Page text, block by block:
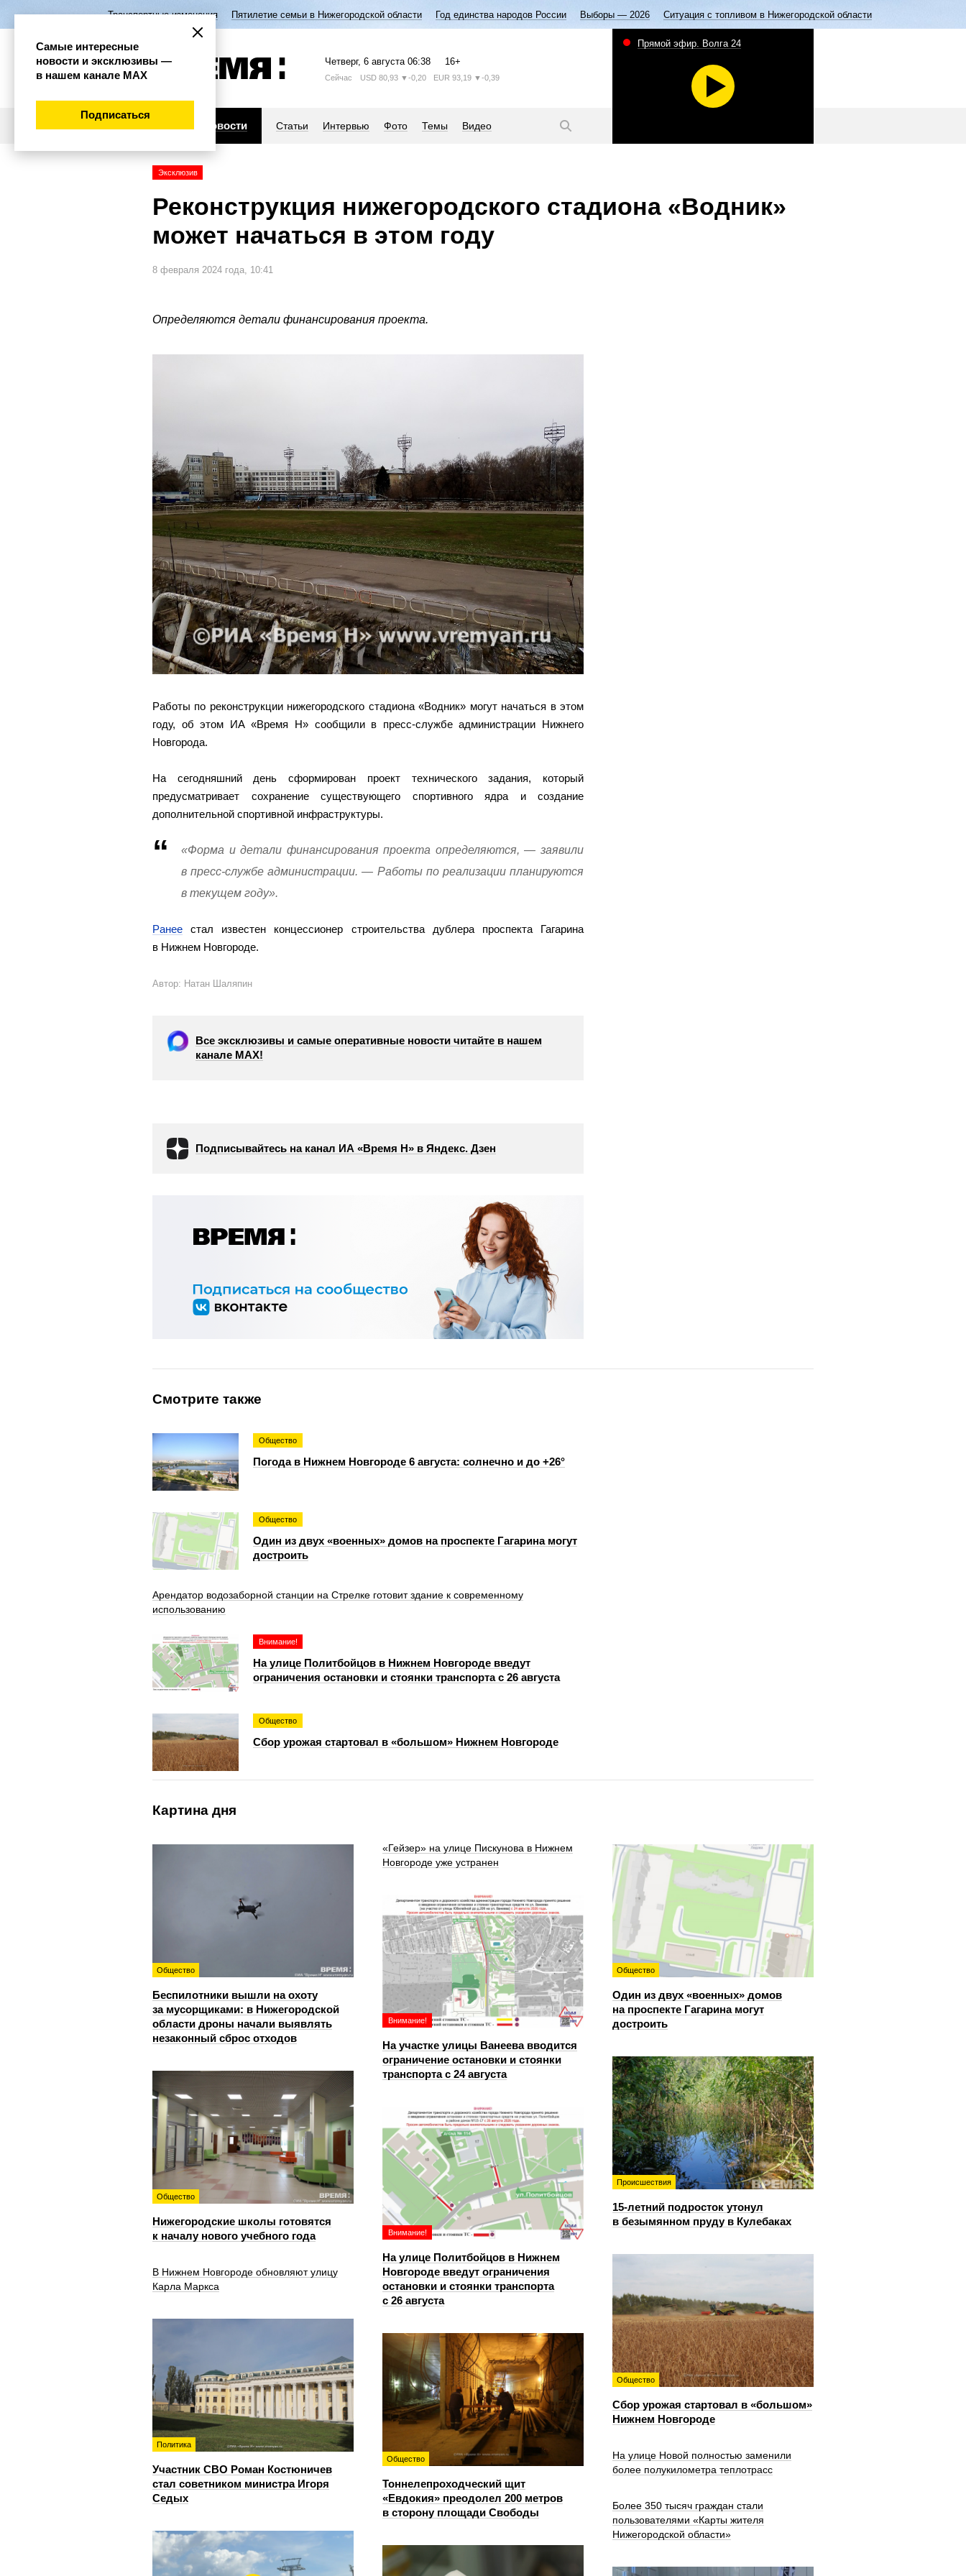
Транспортные изменения Пятилетие семьи в Нижегородской области Год единства народов России Выборы — 2026 Ситуация с топливом в Нижегородской области
Четверг, 6 августа 06:38 16+
Сейчас USD 80,93 ▼-0,20 EUR 93,19 ▼-0,39
Новости Статьи Интервью Фото Темы Видео
Прямой эфир. Волга 24
Эксклюзив
Реконструкция нижегородского стадиона «Водник»
может начаться в этом году
8 февраля 2024 года, 10:41
Определяются детали финансирования проекта.
Работы по реконструкции нижегородского стадиона «Водник» могут начаться в этом
году, об этом ИА «Время Н» сообщили в пресс-службе администрации Нижнего
Новгорода.
На сегодняшний день сформирован проект технического задания, который
предусматривает сохранение существующего спортивного ядра и создание
дополнительной спортивной инфраструктуры.
«Форма и детали финансирования проекта определяются, — заявили
в пресс-службе администрации. — Работы по реализации планируются
в текущем году».
Ранее стал известен концессионер строительства дублера проспекта Гагарина
в Нижнем Новгороде.
Автор: Натан Шаляпин
Все эксклюзивы и самые оперативные новости читайте в нашем
канале МАХ!
Подписывайтесь на канал ИА «Время Н» в Яндекс. Дзен
Смотрите также
Общество
Погода в Нижнем Новгороде 6 августа: солнечно и до +26°
Общество
Один из двух «военных» домов на проспекте Гагарина могут
достроить
Арендатор водозаборной станции на Стрелке готовит здание к современному
использованию
Внимание!
На улице Политбойцов в Нижнем Новгороде введут
ограничения остановки и стоянки транспорта с 26 августа
Общество
Сбор урожая стартовал в «большом» Нижнем Новгороде
Картина дня
Общество
Беспилотники вышли на охоту
за мусорщиками: в Нижегородской
области дроны начали выявлять
незаконный сброс отходов
«Гейзер» на улице Пискунова в Нижнем
Новгороде уже устранен
Общество
Один из двух «военных» домов
на проспекте Гагарина могут
достроить
Внимание!
На участке улицы Ванеева вводится
ограничение остановки и стоянки
транспорта с 24 августа
Происшествия
15-летний подросток утонул
в безымянном пруду в Кулебаках
Общество
Нижегородские школы готовятся
к началу нового учебного года
Внимание!
На улице Политбойцов в Нижнем
Новгороде введут ограничения
остановки и стоянки транспорта
с 26 августа
Общество
Сбор урожая стартовал в «большом»
Нижнем Новгороде
В Нижнем Новгороде обновляют улицу
Карла Маркса
Политика
Участник СВО Роман Костюничев
стал советником министра Игоря
Седых
Общество
Тоннелепроходческий щит
«Евдокия» преодолел 200 метров
в сторону площади Свободы
На улице Новой полностью заменили
более полукилометра теплотрасс
Более 350 тысяч граждан стали
пользователями «Карты жителя
Нижегородской области»
Самые интересные
новости и эксклюзивы —
в нашем канале МАХ
Подписаться